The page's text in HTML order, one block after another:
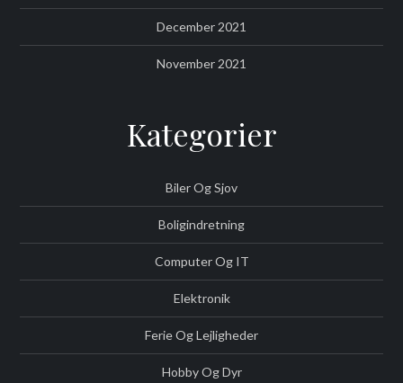
December 2021
November 2021
Kategorier
Biler Og Sjov
Boligindretning
Computer Og IT
Elektronik
Ferie Og Lejligheder
Hobby Og Dyr